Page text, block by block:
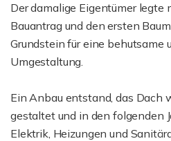
Der damalige Eigentümer legte
Bauantrag und den ersten
Grundstein für eine behutsame
Umgestaltung.
Ein Anbau entstand, das Dach
gestaltet und in den folgenden
Elektrik, Heizungen und